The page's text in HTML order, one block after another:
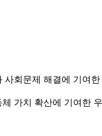
회문제 해결에 기여
가치 확산에 기여한